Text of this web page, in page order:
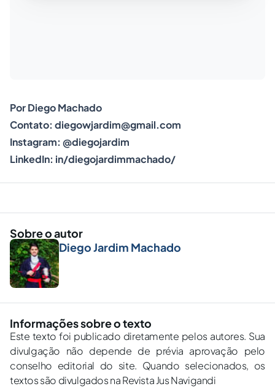
Por Diego Machado
Contato: diegowjardim@gmail.com
Instagram: @diegojardim
LinkedIn: in/diegojardimmachado/
Sobre o autor
Diego Jardim Machado
Informações sobre o texto
Este texto foi publicado diretamente pelos autores. Sua
divulgação não depende de prévia aprovação pelo
conselho editorial do site. Quando selecionados, os
textos são divulgados na Revista Jus Navigandi